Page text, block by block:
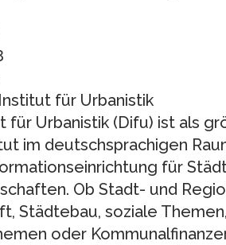
für Urbanistik
für Urbanistik (Difu) ist als
im deutschsprachigen
für
Ob Stadt- und
Städtebau, soziale
oder